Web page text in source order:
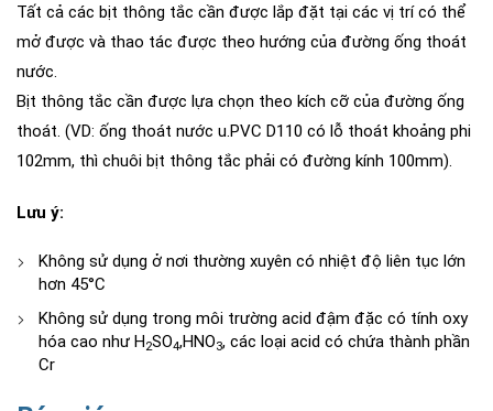
Tất cả các bịt thông tắc cần được lắp đặt tại các vị trí có thể
mở được và thao tác được theo hướng của đường ống thoát
nước.
Bịt thông tắc cần được lựa chọn theo kích cỡ của đường ống
thoát. (VD: ống thoát nước u.PVC D110 có lỗ thoát khoảng phi
102mm, thì chuôi bịt thông tắc phải có đường kính 100mm).
Lưu ý:
Không sử dụng ở nơi thường xuyên có nhiệt độ liên tục lớn
hơn 45°C
Không sử dụng trong môi trường acid đậm đặc có tính oxy
hóa cao như H2SO4,HNO3, các loại acid có chứa thành phần
Cr